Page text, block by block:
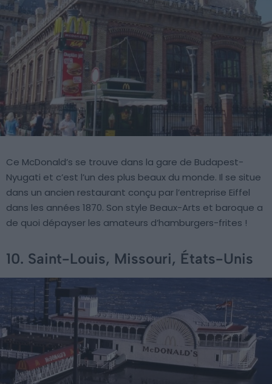
Ce McDonald’s se trouve dans la gare de Budapest-
Nyugati et c’est l’un des plus beaux du monde. Il se situe
dans un ancien restaurant conçu par l’entreprise Eiffel
dans les années 1870. Son style Beaux-Arts et baroque a
de quoi dépayser les amateurs d’hamburgers-frites !
10. Saint-Louis, Missouri, États-Unis